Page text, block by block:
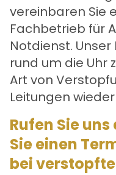
vereinbaren Sie
Fachbetrieb für
Notdienst.
rund um die Uhr
Art von
Leitungen
Rufen Sie
Sie einen
bei